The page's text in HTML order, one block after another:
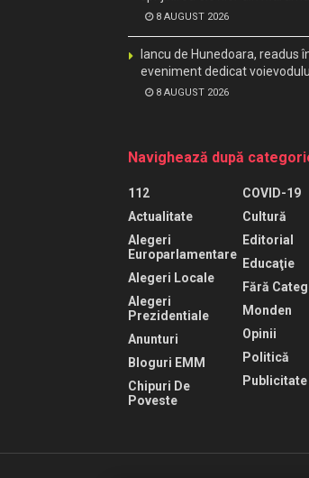
8 AUGUST 2026
Iancu de Hunedoara, readus
eveniment dedicat
8 AUGUST 2026
Navighează după
112
Actualitate
Alegeri
Europarlamentare
Alegeri Locale
Alegeri
Prezidentiale
Anunturi
Bloguri EMM
Chipuri De
Poveste
COVID-19
Cultură
Editorial
Educaţie
Fără
Monden
Opinii
Politică
Publicitate